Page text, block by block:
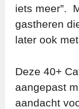
iets meer”.
gastheren
later ook
Deze 40+
aangepast
aandacht